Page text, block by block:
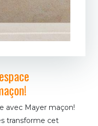
avec Mayer maçon!
transforme cet